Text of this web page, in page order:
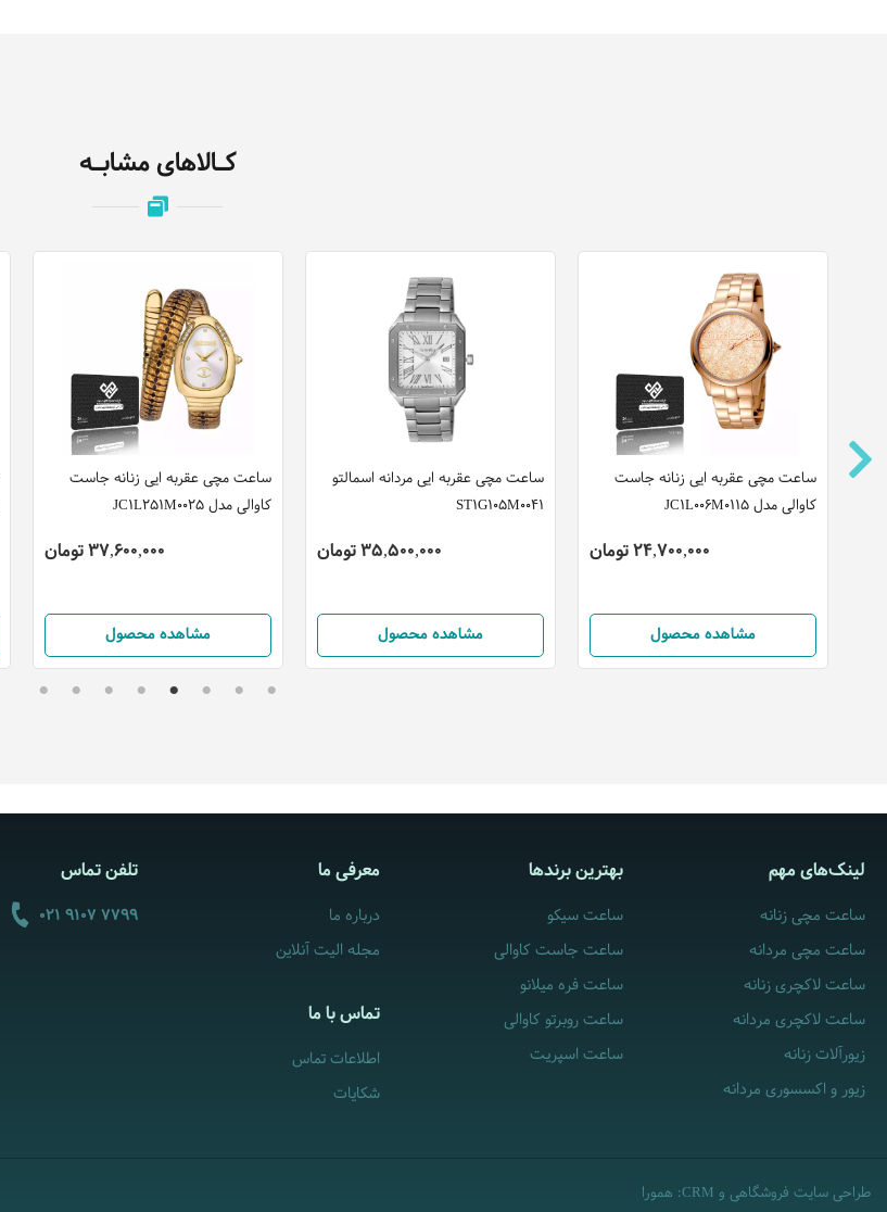
کـالاهای مشابـه
ساعت مچی عقربه ایی زنانه جاست
کاوالی مدل JC1L251M0025
37,600,000 تومان
مشاهده محصول
ساعت مچی عقربه ایی مردانه اسمالتو
ST1G105M0041
35,500,000 تومان
مشاهده محصول
ساعت مچی عقربه ایی زنانه جاست
کاوالی مدل JC1L006M0115
24,700,000 تومان
مشاهده محصول
لینک‌های مهم
ساعت مچی زنانه
ساعت مچی مردانه
ساعت لاکچری زنانه
ساعت لاکچری مردانه
زیورآلات زنانه
زیور و اکسسوری مردانه
بهترین برندها
ساعت سیکو
ساعت جاست کاوالی
ساعت فره میلانو
ساعت روبرتو کاوالی
ساعت اسپریت
معرفی ما
درباره ما
مجله الیت آنلاین
تماس با ما
اطلاعات تماس
شکایات
تلفن تماس
021 9107 7799
طراحی سایت فروشگاهی و CRM
: همورا